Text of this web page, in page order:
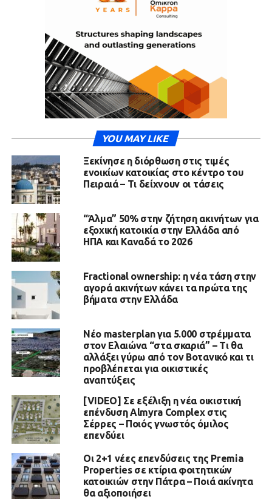
YOU MAY LIKE
Ξεκίνησε η διόρθωση στις τιμές
ενοικίων κατοικίας στο κέντρο του
Πειραιά – Τι δείχνουν οι τάσεις
“Άλμα” 50% στην ζήτηση ακινήτων για
εξοχική κατοικία στην Ελλάδα από
ΗΠΑ και Καναδά το 2026
Fractional ownership: η νέα τάση στην
αγορά ακινήτων κάνει τα πρώτα της
βήματα στην Ελλάδα
Νέο masterplan για 5.000 στρέμματα
στον Ελαιώνα “στα σκαριά” – Τι θα
αλλάξει γύρω από τον Βοτανικό και τι
προβλέπεται για οικιστικές
αναπτύξεις
[VIDEO] Σε εξέλιξη η νέα οικιστική
επένδυση Almyra Complex στις
Σέρρες – Ποιός γνωστός όμιλος
επενδύει
Οι 2+1 νέες επενδύσεις της Premia
Properties σε κτίρια φοιτητικών
κατοικιών στην Πάτρα – Ποιά ακίνητα
θα αξιοποιήσει